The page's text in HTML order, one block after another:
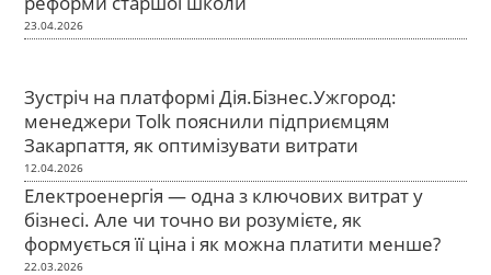
23.04.2026
Зустріч на платформі Дія.Бізнес.Ужгород:
менеджери Tolk пояснили підприємцям
Закарпаття, як оптимізувати витрати
12.04.2026
Електроенергія — одна з ключових витрат у
бізнесі. Але чи точно ви розумієте, як
формується її ціна і як можна платити менше?
22.03.2026